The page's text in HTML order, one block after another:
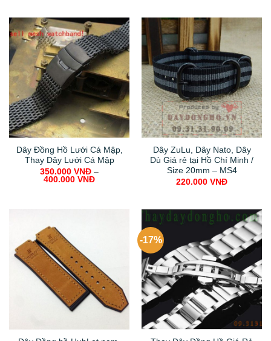
Dây Đồng Hồ Lưới Cá Mập,
Thay Dây Lưới Cá Mập
350.000 VNĐ –
400.000 VNĐ
Dây ZuLu, Dây Nato, Dây
Dù Giá rẻ tại Hồ Chí Minh /
Size 20mm – MS4
220.000 VNĐ
-17%